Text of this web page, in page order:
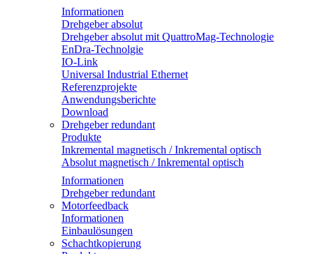
Informationen
Drehgeber absolut
Drehgeber absolut mit QuattroMag-Technologie
EnDra-Technolgie
IO-Link
Universal Industrial Ethernet
Referenzprojekte
Anwendungsberichte
Download
Drehgeber redundant
Produkte
Inkremental magnetisch / Inkremental optisch
Absolut magnetisch / Inkremental optisch
Informationen
Drehgeber redundant
Motorfeedback
Informationen
Einbaulösungen
Schachtkopierung